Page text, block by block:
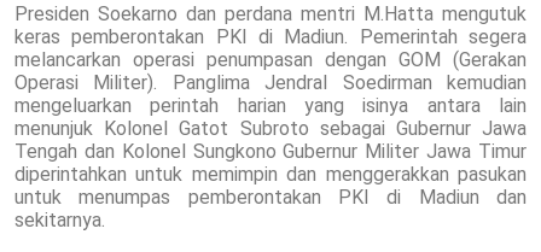
Presiden Soekarno dan perdana mentri M.Hatta mengutuk
keras pemberontakan PKI di Madiun. Pemerintah segera
melancarkan operasi penumpasan dengan GOM (Gerakan
Operasi Militer). Panglima Jendral Soedirman kemudian
mengeluarkan perintah harian yang isinya antara lain
menunjuk Kolonel Gatot Subroto sebagai Gubernur Jawa
Tengah dan Kolonel Sungkono Gubernur Militer Jawa Timur
diperintahkan untuk memimpin dan menggerakkan pasukan
untuk menumpas pemberontakan PKI di Madiun dan
sekitarnya.